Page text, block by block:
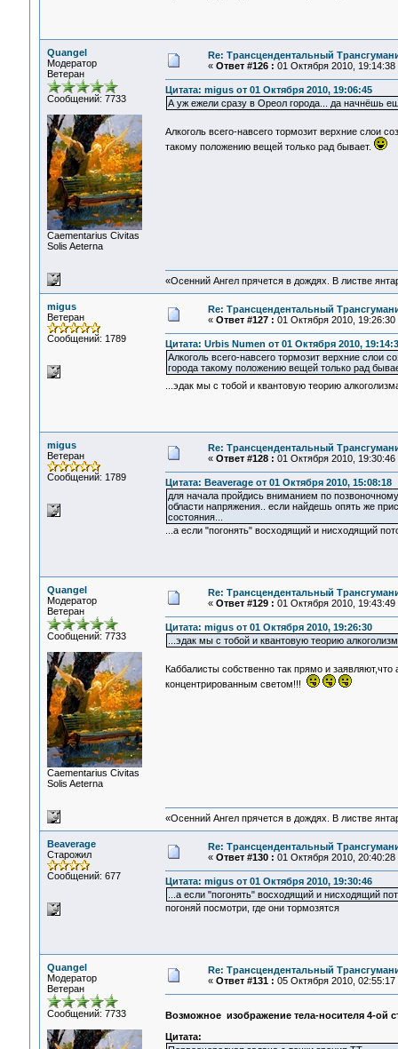
Quangel
Модератор
Ветеран
Сообщений: 7733
Сaementarius Civitas
Solis Aeterna
Re: Трансцендентальный
« Ответ #126 : 01 Октября 2010, 19:14:38
Цитата: migus от 01 Октября 2010, 19:06:45
А уж ежели сразу в Ореол города... да начнёшь
Алкоголь всего-навсего тормозит верхние слои
такому положению вещей только рад бывает.
«Осенний Ангел прячется в дождях. В листве
migus
Ветеран
Сообщений: 1789
Re: Трансцендентальный
« Ответ #127 : 01 Октября 2010, 19:26:30
Цитата: Urbis Numen от 01 Октября 2010,
Алкоголь всего-навсего тормозит верхние
города такому положению вещей только рад
...эдак мы с тобой и квантовую теорию
migus
Ветеран
Сообщений: 1789
Re: Трансцендентальный
« Ответ #128 : 01 Октября 2010, 19:30:46
Цитата: Beaverage от 01 Октября 2010, 15:08:18
для начала пройдись вниманием по
области напряжения.. если найдешь опять же
состояния...
...а если "погонять" восходящий и нисходящий
Quangel
Модератор
Ветеран
Сообщений: 7733
Сaementarius Civitas
Solis Aeterna
Re: Трансцендентальный
« Ответ #129 : 01 Октября 2010, 19:43:49
Цитата: migus от 01 Октября 2010, 19:26:30
...эдак мы с тобой и квантовую теорию
Каббалисты собственно так прямо и
концентрированным светом!!!
«Осенний Ангел прячется в дождях. В листве
Beaverage
Старожил
Сообщений: 677
Re: Трансцендентальный
« Ответ #130 : 01 Октября 2010, 20:40:28
Цитата: migus от 01 Октября 2010, 19:30:46
...а если "погонять" восходящий и нисходящий
погоняй посмотри, где они тормозятся
Quangel
Модератор
Ветеран
Сообщений: 7733
Re: Трансцендентальный
« Ответ #131 : 05 Октября 2010, 02:55:17
Возможное изображение тела-носителя 4-ой
Цитата: